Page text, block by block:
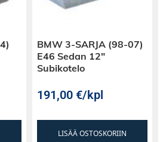
BMW 3-SARJA (98-07)
E46 Sedan 12″
Subikotelo
191,00€/kpl
LISÄÄ OSTOSKORIIN